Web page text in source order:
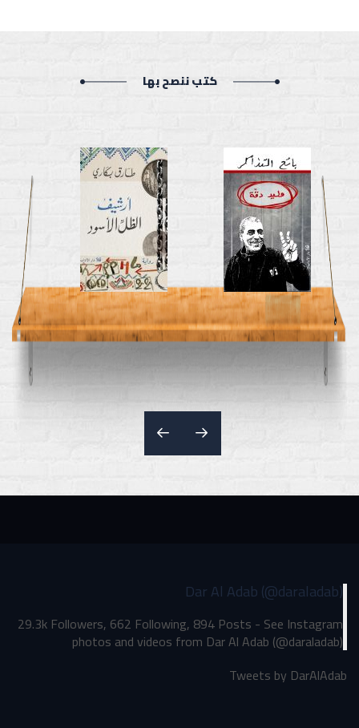
كتب ننصح بها
Dar Al Adab (@daraladab)
29.3k Followers, 662 Following, 894 Posts - See Instagram
photos and videos from Dar Al Adab (@daraladab)
Tweets by DarAlAdab